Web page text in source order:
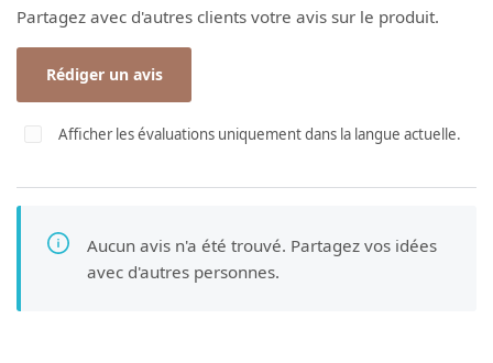
Partagez avec d'autres clients votre avis sur le produit.
Rédiger un avis
Afficher les évaluations uniquement dans la langue actuelle.
Aucun avis n'a été trouvé. Partagez vos idées
avec d'autres personnes.